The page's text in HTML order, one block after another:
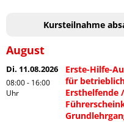
Kursteilnahme
August
Di. 11.08.2026
08:00 - 16:00
Uhr
Erste-Hilfe-
für
Ersthelfende /